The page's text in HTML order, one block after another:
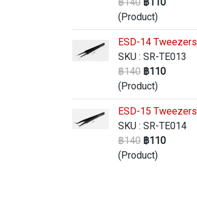
(Product)
ESD-14 Tweezers
SKU : SR-TE013
฿140 ฿110
(Product)
ESD-15 Tweezers
SKU : SR-TE014
฿140 ฿110
(Product)